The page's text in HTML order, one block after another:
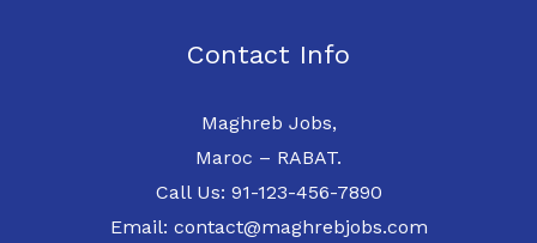
Contact Info
Maghreb Jobs,
Maroc – RABAT.
Call Us: 91-123-456-7890
Email: contact@maghrebjobs.com